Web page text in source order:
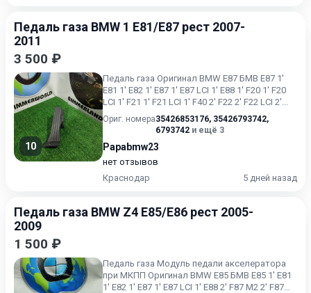
Педаль газа BMW 1 E81/E87 рест 2007-
2011
3 500 ₽
10
Педаль газа Оригинал BMW E87 БМВ Е87 1'
E81 1' E82 1' E87 1' E87 LCI 1' E88 1' F20 1' F20
LCI 1' F21 1' F21 LCI 1' F40 2' F22 2' F22 LCI 2'...
Ориг. номера35426853176, 35426793742,
6793742 и ещё 3
Papabmw23
нет отзывов
Краснодар
5 дней назад
Педаль газа BMW Z4 E85/E86 рест 2005-
2009
1 500 ₽
Педаль газа Модуль педали акселератора
при МКПП Оригинал BMW E85 БМВ Е85 1' E81
1' E82 1' E87 1' E87 LCI 1' E88 2' F87 M2 2' F87